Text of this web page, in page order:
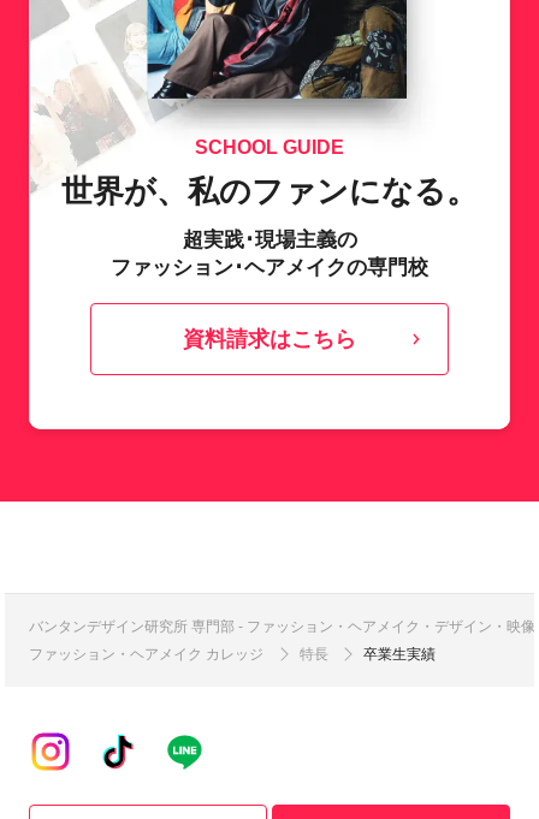
SCHOOL GUIDE
世界が、私のファンになる。
超実践･現場主義の
ファッション･ヘアメイクの専門校
資料請求はこちら
バンタンデザイン研究所 専門部 - ファッション・ヘアメイク・デザイン・映
ファッション・ヘアメイク カレッジ
特長 卒業生実績